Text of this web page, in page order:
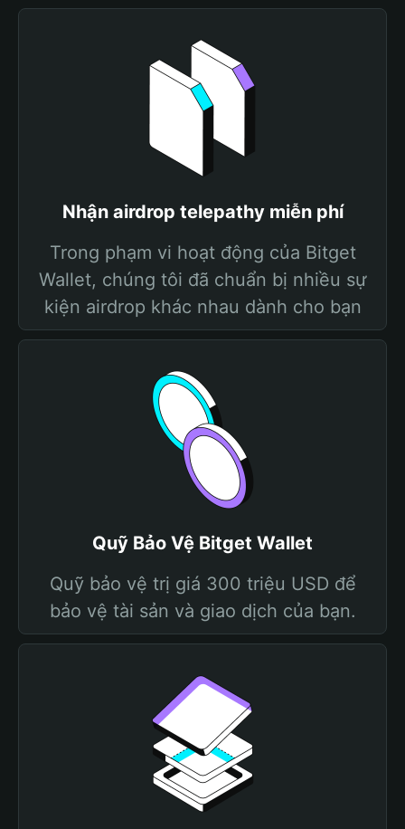
Nhận airdrop telepathy miễn phí
Trong phạm vi hoạt động của Bitget
Wallet, chúng tôi đã chuẩn bị nhiều sự
kiện airdrop khác nhau dành cho bạn
Quỹ Bảo Vệ Bitget Wallet
Quỹ bảo vệ trị giá 300 triệu USD để
bảo vệ tài sản và giao dịch của bạn.